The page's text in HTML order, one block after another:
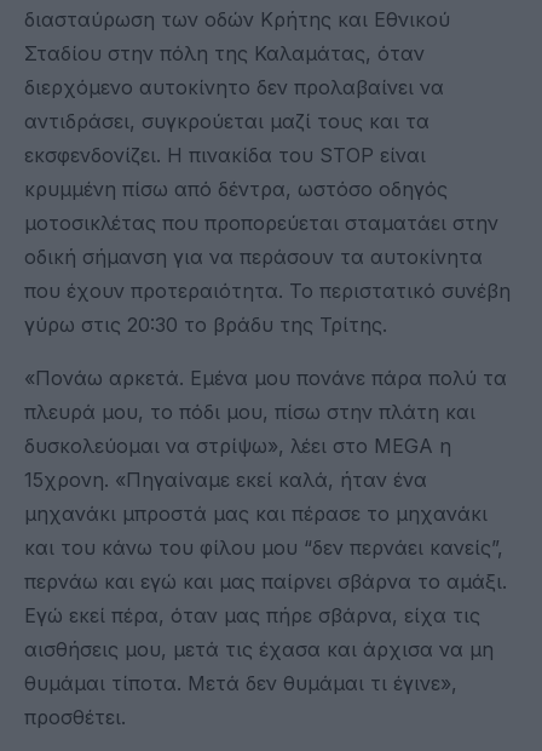
διασταύρωση των οδών Κρήτης και Εθνικού
Σταδίου στην πόλη της Καλαμάτας, όταν
διερχόμενο αυτοκίνητο δεν προλαβαίνει να
αντιδράσει, συγκρούεται μαζί τους και τα
εκσφενδονίζει. Η πινακίδα του STOP είναι
κρυμμένη πίσω από δέντρα, ωστόσο οδηγός
μοτοσικλέτας που προπορεύεται σταματάει στην
οδική σήμανση για να περάσουν τα αυτοκίνητα
που έχουν προτεραιότητα. Το περιστατικό συνέβη
γύρω στις 20:30 το βράδυ της Τρίτης.
«Πονάω αρκετά. Εμένα μου πονάνε πάρα πολύ τα
πλευρά μου, το πόδι μου, πίσω στην πλάτη και
δυσκολεύομαι να στρίψω», λέει στο MEGA η
15χρονη. «Πηγαίναμε εκεί καλά, ήταν ένα
μηχανάκι μπροστά μας και πέρασε το μηχανάκι
και του κάνω του φίλου μου “δεν περνάει κανείς”,
περνάω και εγώ και μας παίρνει σβάρνα το αμάξι.
Εγώ εκεί πέρα, όταν μας πήρε σβάρνα, είχα τις
αισθήσεις μου, μετά τις έχασα και άρχισα να μη
θυμάμαι τίποτα. Μετά δεν θυμάμαι τι έγινε»,
προσθέτει.